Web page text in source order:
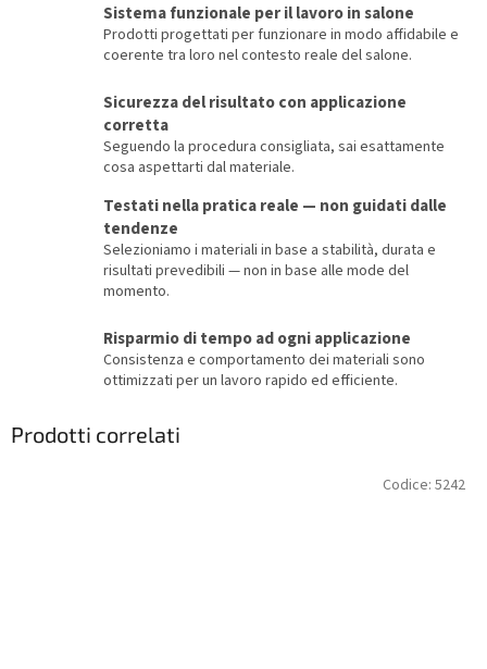
Sistema funzionale per il lavoro in salone
Prodotti progettati per funzionare in modo affidabile e
coerente tra loro nel contesto reale del salone.
Sicurezza del risultato con applicazione
corretta
Seguendo la procedura consigliata, sai esattamente
cosa aspettarti dal materiale.
Testati nella pratica reale — non guidati dalle
tendenze
Selezioniamo i materiali in base a stabilità, durata e
risultati prevedibili — non in base alle mode del
momento.
Risparmio di tempo ad ogni applicazione
Consistenza e comportamento dei materiali sono
ottimizzati per un lavoro rapido ed efficiente.
Prodotti correlati
Codice: 5242